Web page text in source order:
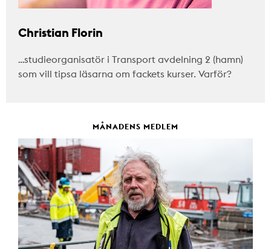
Christian Florin
…studieorganisatör i Transport avdelning 2 (hamn)
som vill tipsa läsarna om fackets kurser. Varför?
MÅNADENS MEDLEM